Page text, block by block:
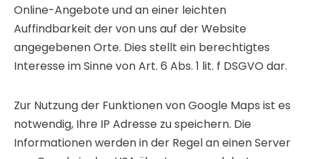
Online-Angebote und an einer leichten
Auffindbarkeit der von uns auf der Website
angegebenen Orte. Dies stellt ein berechtigtes
Interesse im Sinne von Art. 6 Abs. 1 lit. f DSGVO dar.
Zur Nutzung der Funktionen von Google Maps ist es
notwendig, Ihre IP Adresse zu speichern. Die
Informationen werden in der Regel an einen Server